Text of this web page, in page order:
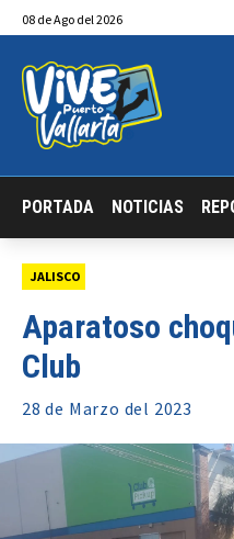
08 deAgo del 2026
PORTADA NOTICIAS
JALISCO
Aparatoso
Club
28 de Marzo del 2023